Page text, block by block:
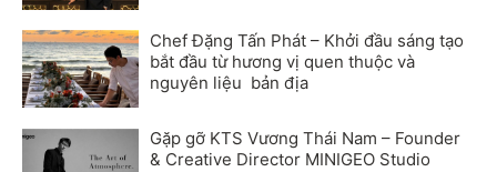
Chef Đặng Tấn Phát – Khởi đầu sáng tạo
bắt đầu từ hương vị quen thuộc và
nguyên liệu bản địa
Gặp gỡ KTS Vương Thái Nam – Founder
& Creative Director MINIGEO Studio